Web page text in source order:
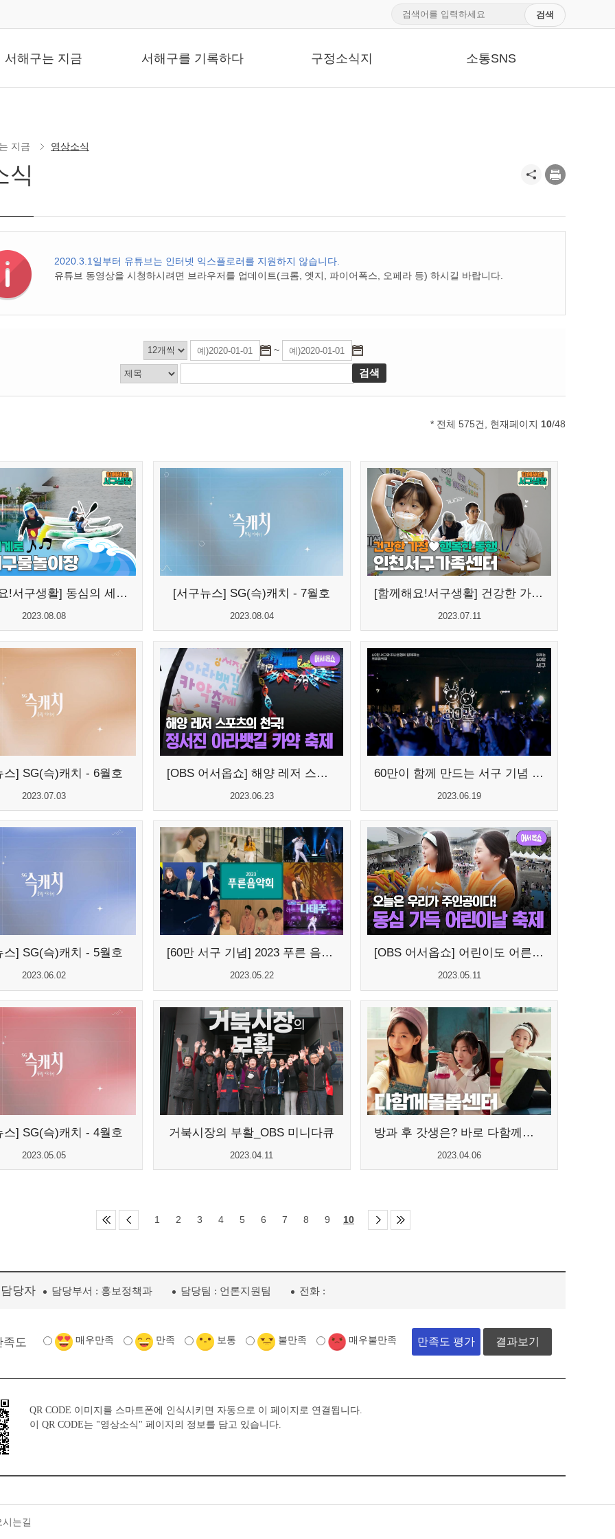
서해구는 지금 서해구를 기록하다 구정소식지 소통SNS
지금 영상소식
식
2020.3.1일부터 유튜브는 인터넷 익스플로러를 지원하지 않습니다.
유튜브 동영상을 시청하시려면 브라우저를 업데이트(크롬, 엣지, 파이어폭스, 오페라 등) 하시길 바랍니다.
~
* 전체 575건, 현재페이지 10/48
[함께해요!서구생활] 동심의 세계로...
2023.08.08
[서구뉴스] SG(슥)캐치 - 7월호
2023.08.04
[함께해요!서구생활] 건강한 가정, ...
2023.07.11
스] SG(슥)캐치 - 6월호
2023.07.03
[OBS 어서옵쇼] 해양 레저 스포츠의...
2023.06.23
60만이 함께 만드는 서구 기념 식수...
2023.06.19
스] SG(슥)캐치 - 5월호
2023.06.02
[60만 서구 기념] 2023 푸른 음악회...
2023.05.22
[OBS 어서옵쇼] 어린이도 어른이도 ...
2023.05.11
스] SG(슥)캐치 - 4월호
2023.05.05
거북시장의 부활_OBS 미니다큐
2023.04.11
방과 후 갓생은? 바로 다함께돌봄센터!
2023.04.06
1 2 3 4 5 6 7 8 9 10
당자 담당부서 : 홍보정책과 담당팀 : 언론지원팀 전화 :
족도 매우만족 만족 보통 불만족 매우불만족 결과보기
QR CODE 이미지를 스마트폰에 인식시키면 자동으로 이 페이지로 연결됩니다.
이 QR CODE는 "영상소식" 페이지의 정보를 담고 있습니다.
는길